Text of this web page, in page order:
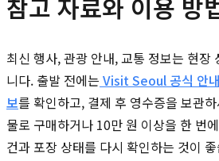
참고 자료와 이용 방
최신 행사, 관광 안내, 교통 정보는 현장
니다. 출발 전에는 Visit Seoul 공식 안내
보를 확인하고, 결제 후 영수증을 보관
물로 구매하거나 10만 원 이상을 한 번
건과 포장 상태를 다시 확인하는 것이